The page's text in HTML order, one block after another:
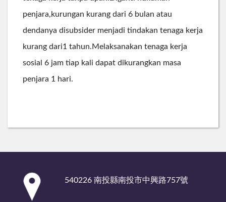
penjara,kurungan kurang dari 6 bulan atau
dendanya disubsider menjadi tindakan tenaga kerja
kurang dari1 tahun.Melaksanakan tenaga kerja
sosial 6 jam tiap kali dapat dikurangkan masa
penjara 1 hari.
540226 南投縣南投市中興路757號